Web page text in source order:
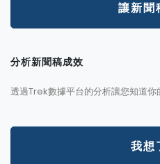
讓新聞
分析新聞稿成效
透過Trek數據平台的分析讓您知道你
我想